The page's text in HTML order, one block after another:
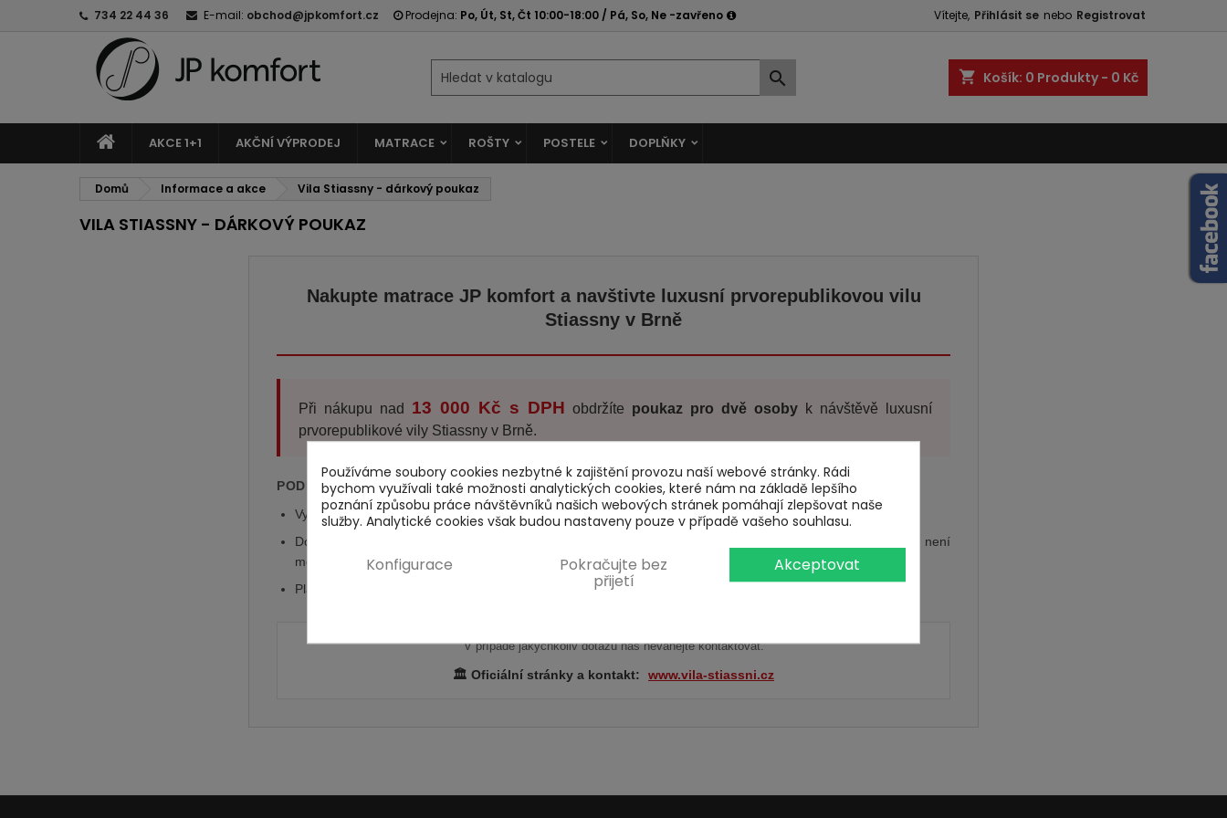
734 22 44 36 E-mail: obchod@jpkomfort.cz Prodejna: Po, Út, St, Čt 10:00-18:00 / Pá, So, Ne -zavřeno Vítejte, Přihlásit se nebo Registrovat
shopping_cart Košík: 0 Produkty - 0 Kč

AKCE 1+1 AKČNÍ VÝPRODEJ MATRACE ROŠTY POSTELE DOPLŇKY
Domů Informace a akce Vila Stiassny - dárkový poukaz
VILA STIASSNY - DÁRKOVÝ POUKAZ
Nakupte matrace JP komfort a navštivte luxusní prvorepublikovou vilu
Stiassny v Brně
Při nákupu nad 13 000 Kč s DPH obdržíte poukaz pro dvě osoby k návštěvě luxusní
prvorepublikové vily Stiassny v Brně.
PODMÍNKY A UPLATNĚNÍ POUKAZU:
Vytištěný poukaz je potřeba odevzdat přímo na pokladně vily.
Doporučujeme si termín návštěvy
. Internetová rezervace s tímto poukazem není
možná.
Platnost poukazu je
od vystavení a nelze ji prodloužit.
V případě jakýchkoliv dotazů nás neváhejte kontaktovat.
🏛️ Oficiální stránky a kontakt: www.vila-stiassni.cz
Používáme soubory cookies nezbytné k zajištění provozu naší webové stránky. Rádi
bychom využívali také možnosti analytických cookies, které nám na základě lepšího
poznání způsobu práce návštěvníků našich webových stránek pomáhají zlepšovat naše
služby. Analytické cookies však budou nastaveny pouze v případě vašeho souhlasu.
Akceptovat
Pokračujte bez
přijetí
Konfigurace